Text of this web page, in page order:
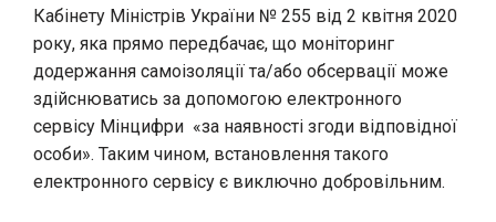
Кабінету Міністрів України № 255 від 2 квітня 2020
року, яка прямо передбачає, що моніторинг
додержання самоізоляції та/або обсервації може
здійснюватись за допомогою електронного
сервісу Мінцифри «за наявності згоди відповідної
особи». Таким чином, встановлення такого
електронного сервісу є виключно добровільним.